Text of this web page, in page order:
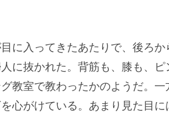
に入ってきたあたりで、後ろか
に抜かれた。背筋も、膝も、ピ
教室で教わったかのようだ。一
心がけている。あまり見た目に